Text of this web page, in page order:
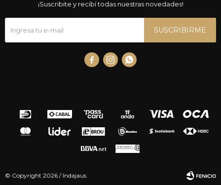
¡Suscribite y recibí todas nuestras novedades!
SUSCRIBIRME
  
© Copyright 2026 / Indajaus